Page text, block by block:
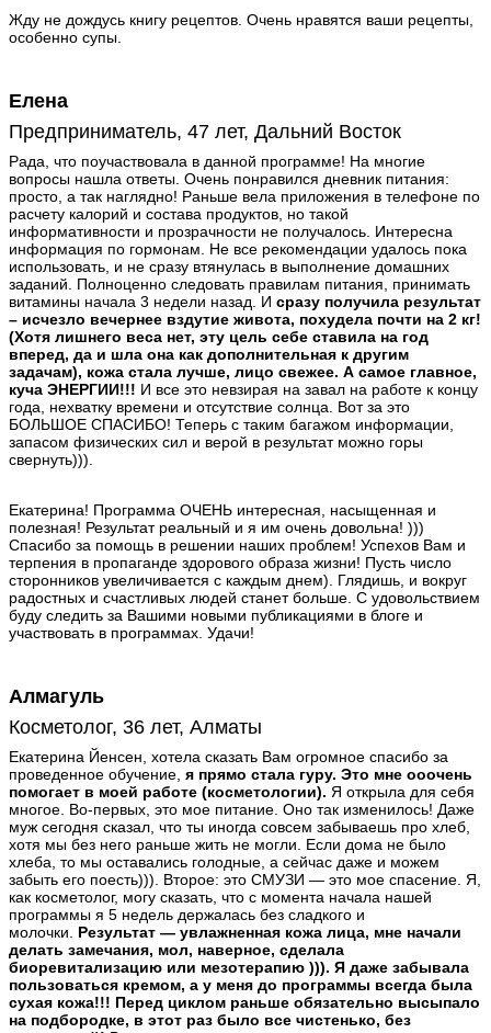
Жду не дождусь книгу рецептов. Очень нравятся ваши рецепты,
особенно супы.
Елена
Предприниматель, 47 лет, Дальний Восток
Рада, что поучаствовала в данной программе! На многие
вопросы нашла ответы. Очень понравился дневник питания:
просто, а так наглядно! Раньше вела приложения в телефоне по
расчету калорий и состава продуктов, но такой
информативности и прозрачности не получалось. Интересна
информация по гормонам. Не все рекомендации удалось пока
использовать, и не сразу втянулась в выполнение домашних
заданий. Полноценно следовать правилам питания, принимать
витамины начала 3 недели назад. И сразу получила результат
– исчезло вечернее вздутие живота, похудела почти на 2 кг!
(Хотя лишнего веса нет, эту цель себе ставила на год
вперед, да и шла она как дополнительная к другим
задачам), кожа стала лучше, лицо свежее. А самое главное,
куча ЭНЕРГИИ!!! И все это невзирая на завал на работе к концу
года, нехватку времени и отсутствие солнца. Вот за это
БОЛЬШОЕ СПАСИБО! Теперь с таким багажом информации,
запасом физических сил и верой в результат можно горы
свернуть))).
Екатерина! Программа ОЧЕНЬ интересная, насыщенная и
полезная! Результат реальный и я им очень довольна! )))
Спасибо за помощь в решении наших проблем! Успехов Вам и
терпения в пропаганде здорового образа жизни! Пусть число
сторонников увеличивается с каждым днем). Глядишь, и вокруг
радостных и счастливых людей станет больше. С удовольствием
буду следить за Вашими новыми публикациями в блоге и
участвовать в программах. Удачи!
Алмагуль
Косметолог, 36 лет, Алматы
Екатерина Йенсен, хотела сказать Вам огромное спасибо за
проведенное обучение, я прямо стала гуру. Это мне ооочень
помогает в моей работе (косметологии). Я открыла для себя
многое. Во-первых, это мое питание. Оно так изменилось! Даже
муж сегодня сказал, что ты иногда совсем забываешь про хлеб,
хотя мы без него раньше жить не могли. Если дома не было
хлеба, то мы оставались голодные, а сейчас даже и можем
забыть его поесть))). Второе: это СМУЗИ — это мое спасение. Я,
как косметолог, могу сказать, что с момента начала нашей
программы я 5 недель держалась без сладкого и
молочки. Результат — увлажненная кожа лица, мне начали
делать замечания, мол, наверное, сделала
биоревитализацию или мезотерапию ))). Я даже забывала
пользоваться кремом, а у меня до программы всегда была
сухая кожа!!! Перед циклом раньше обязательно высыпало
на подбородке, в этот раз было все чистенько, без